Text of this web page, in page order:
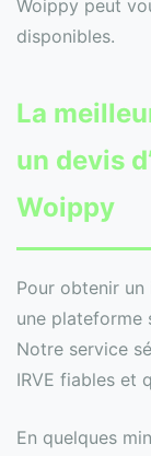
Woippy peut
disponibles.
La
un devis
Woippy
Pour obtenir un
une plateforme
Notre service
IRVE fiables et
En quelques